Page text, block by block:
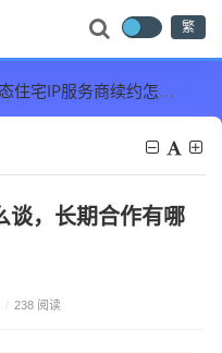
繁
IP服务商续约怎么谈，长期合作有哪些成本优化空间
谈，长期合作有哪
/ 238 阅读